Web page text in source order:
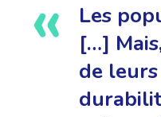
Les
[…]
de